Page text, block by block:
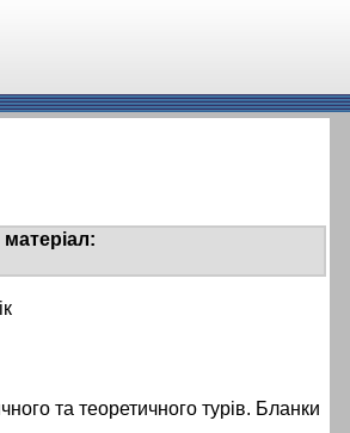
та теоретичного турів. Бланки